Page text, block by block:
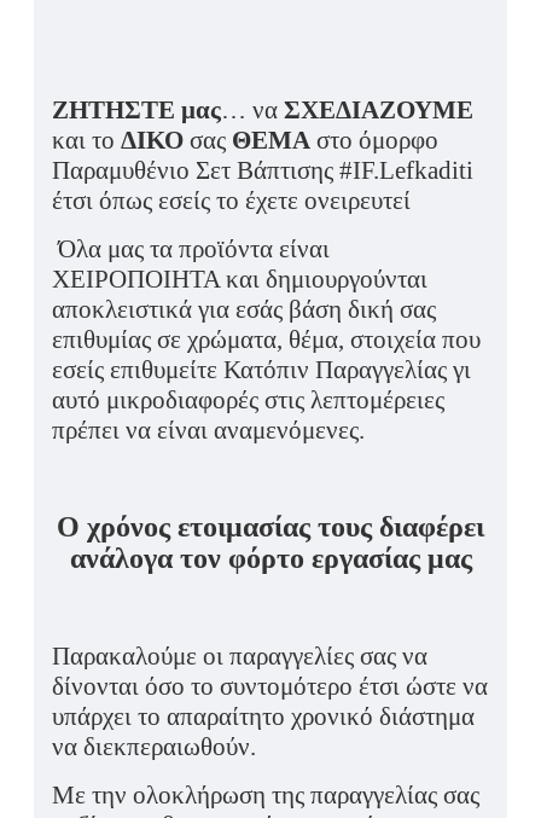
ΖΗΤΗΣΤΕ μας… να ΣΧΕΔΙΑΖΟΥΜΕ
και το ΔΙΚΟ σας ΘΕΜΑ στο όμορφο
Παραμυθένιο Σετ Βάπτισης #IF.Lefkaditi
έτσι όπως εσείς το έχετε ονειρευτεί
Όλα μας τα προϊόντα είναι
ΧΕΙΡΟΠΟΙΗΤΑ και δημιουργούνται
αποκλειστικά για εσάς βάση δική σας
επιθυμίας σε χρώματα, θέμα, στοιχεία που
εσείς επιθυμείτε Κατόπιν Παραγγελίας γι
αυτό μικροδιαφορές στις λεπτομέρειες
πρέπει να είναι αναμενόμενες.
Ο χρόνος ετοιμασίας τους διαφέρει
ανάλογα τον φόρτο εργασίας μας
Παρακαλούμε οι παραγγελίες σας να
δίνονται όσο το συντομότερο έτσι ώστε να
υπάρχει το απαραίτητο χρονικό διάστημα
να διεκπεραιωθούν.
Με την ολοκλήρωση της παραγγελίας σας